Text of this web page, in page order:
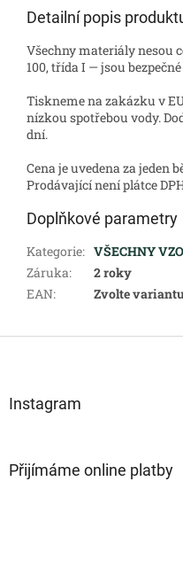
Detailní popis
Všechny materiály nesou
100, třída I — jsou
Tiskneme na zakázku v
nízkou spotřebou vody.
dní.
Cena je uvedena za jeden
Prodávající není plátce
Doplňkové parametry
Kategorie: VŠECHNY
Záruka:
2 roky
EAN: Zvolte variantu
Instagram
Přijímáme online platby